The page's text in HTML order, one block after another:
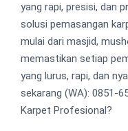
yang rapi, presisi, dan
solusi pemasangan
mulai dari masjid,
memastikan setiap
yang lurus, rapi, dan
sekarang (WA): 0851-
Karpet Profesional?